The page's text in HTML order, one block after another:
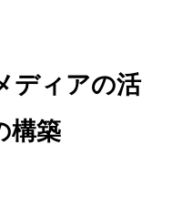
ディアの活
構築